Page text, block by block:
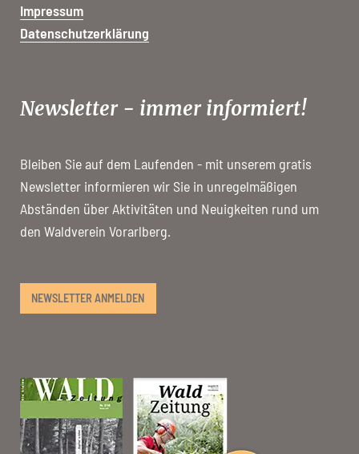
Impressum
Datenschutzerklärung
Newsletter - immer informiert!
Bleiben Sie auf dem Laufenden - mit unserem gratis
Newsletter informieren wir Sie in unregelmäßigen
Abständen über Aktivitäten und Neuigkeiten rund um
den Waldverein Vorarlberg.
NEWSLETTER ANMELDEN